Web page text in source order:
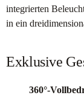
integrierten
in ein
Exklusive
360°-